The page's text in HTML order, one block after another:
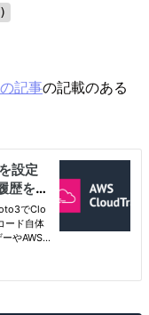
記事の記載のある